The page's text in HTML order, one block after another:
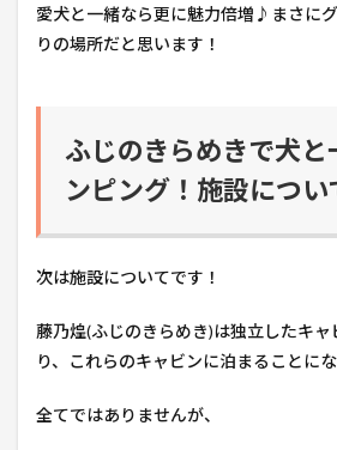
愛犬と一緒なら更に魅力倍増♪まさに
りの場所だと思います！
ふじのきらめきで犬と
ンピング！施設につい
次は施設についてです！
藤乃煌(ふじのきらめき)は独立したキャ
り、これらのキャビンに泊まることにな
全てではありませんが、